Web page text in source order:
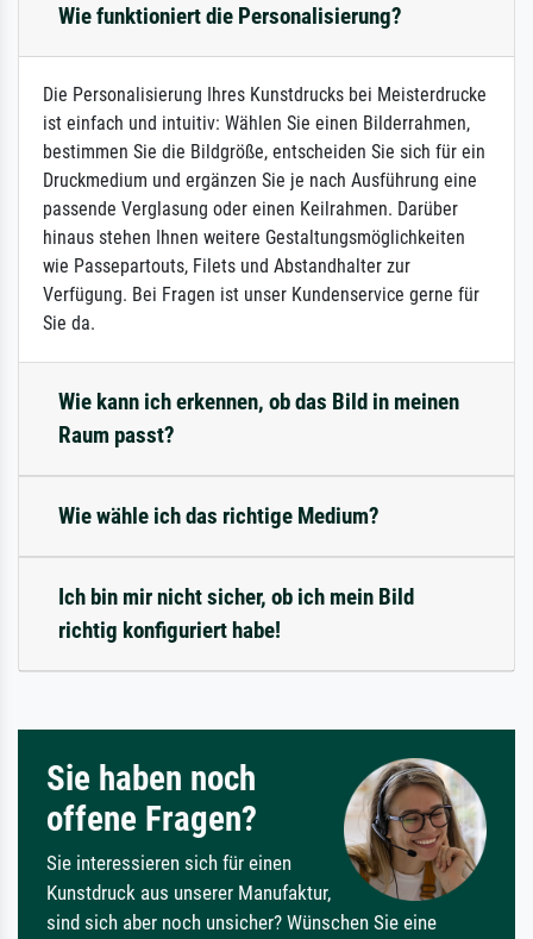
Wie funktioniert die Personalisierung?
Die Personalisierung Ihres Kunstdrucks bei Meisterdrucke
ist einfach und intuitiv: Wählen Sie einen Bilderrahmen,
bestimmen Sie die Bildgröße, entscheiden Sie sich für ein
Druckmedium und ergänzen Sie je nach Ausführung eine
passende Verglasung oder einen Keilrahmen. Darüber
hinaus stehen Ihnen weitere Gestaltungsmöglichkeiten
wie Passepartouts, Filets und Abstandhalter zur
Verfügung. Bei Fragen ist unser Kundenservice gerne für
Sie da.
Wie kann ich erkennen, ob das Bild in meinen
Raum passt?
Wie wähle ich das richtige Medium?
Ich bin mir nicht sicher, ob ich mein Bild
richtig konfiguriert habe!
Sie haben noch
offene Fragen?
Sie interessieren sich für einen
Kunstdruck aus unserer Manufaktur,
sind sich aber noch unsicher? Wünschen Sie eine